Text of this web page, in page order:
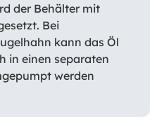
der Behälter mit
Bei
kann das Öl
in einen separaten
werden